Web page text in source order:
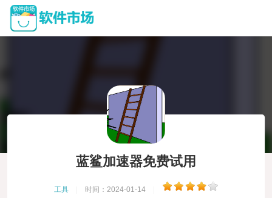
蓝鲨加速器免费试用
工具 时间：2024-01-14